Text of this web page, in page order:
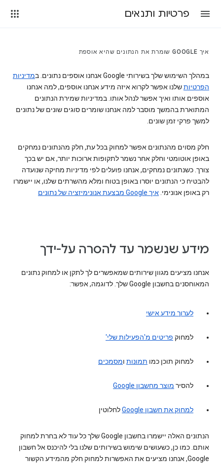
פרטיות ותנאים
איך GOOGLE שומרת את הנתונים שהיא אוספת
במהלך השימוש שלך בשירותי Google אנחנו אוספים נתונים. ב
מדיניות
הפרטיותשלנו אפשר לקרוא איזה מידע אנחנו אוספים, למה אנחנו
אוספים אותו ואיך אפשר לנהל אותו. במדיניות שמירת הנתונים
המתוארת בהמשך מוסבר למה אנחנו שומרים סוגים שונים של נתונים
למשך פרקי זמן שונים.
חלק מסוים מהנתונים אפשר למחוק בכל עת, חלק מהנתונים נמחקים
באופן אוטומטי וחלק אחר נשמר לתקופות ארוכות יותר, אם יש בכך
צורך. כשנתונים נמחקים, אנחנו פועלים לפי מדיניות מחיקה שנועדה
להבטיח כי הנתונים יוסרו באופן בטוח ומלא מהשרתים שלנו, או יישמרו
רק באופן אנונימי.איך Google מבצעת אנונימיזציה של נתונים
מידע שנשמר עד להסרה על-ידך
אנחנו מציעים מגוון שירותים שמאפשרים לך לתקן או למחוק נתונים
המאוחסנים בחשבון Google שלך. לדוגמה, אפשר:
לערוך מידע אישי
למחוק פריטים מ'הפעילות שלי'
למחוק תוכן כמו תמונות ומסמכים
להסיר מוצר מחשבון Google
למחוק את חשבון Google לחלוטין
הנתונים האלה יישמרו בחשבון Google שלך כל עוד לא בחרת למחוק
אותם. כמו כן, כשעושים שימוש בשירותים שלנו בלי להיכנס אל חשבון
Google, אנחנו מציעים את האפשרות למחוק חלק מהמידע הקשור